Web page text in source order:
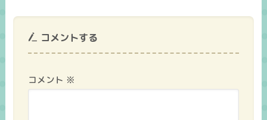
コメントする
コメント ※